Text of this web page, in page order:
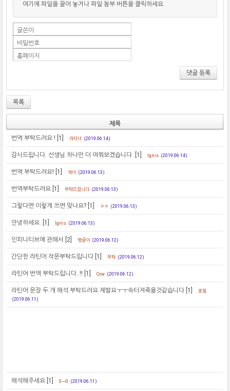
여기에 파일을 끌어 놓거나 파일 첨부 버튼을 클릭하세요.
글쓴이
비밀번호
홈페이지
댓글 등록
목록
제목
번역 부탁드려요 ! [1] 라티너 (2019.06.14)
감사드립니다. 선생님 하나만 더 여쭤보겠습니다. [1] Ignis (2019.06.14)
번역 부탁드려요! [1] 제이 (2019.06.13)
번역부탁드려요 [1] 부탁드립니다 (2019.06.13)
그렇다면 이렇게 쓰면 맞나요? [1] ㅇㅇ (2019.06.13)
안녕하세요. [1] Ignis (2019.06.13)
인피니티브에 관해서 [2] 방글이 (2019.06.12)
간단한 라틴어 작문부탁드립니다 [1] 부탁 (2019.06.12)
라틴어 번역 부탁드립니다..!! [1] Ccw (2019.06.12)
라틴어 문장 두 개 해석 부탁드려요 제발요ㅜㅜ속터져죽을것같습니다 [1]
호밀
(2019.06.11)
해석해주세요 [1] 0ㅡ0 (2019.06.11)